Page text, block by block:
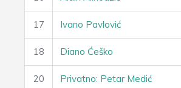
17 Ivano Pavlović
18 Diano Ćeško
20 Privatno: Petar Medić